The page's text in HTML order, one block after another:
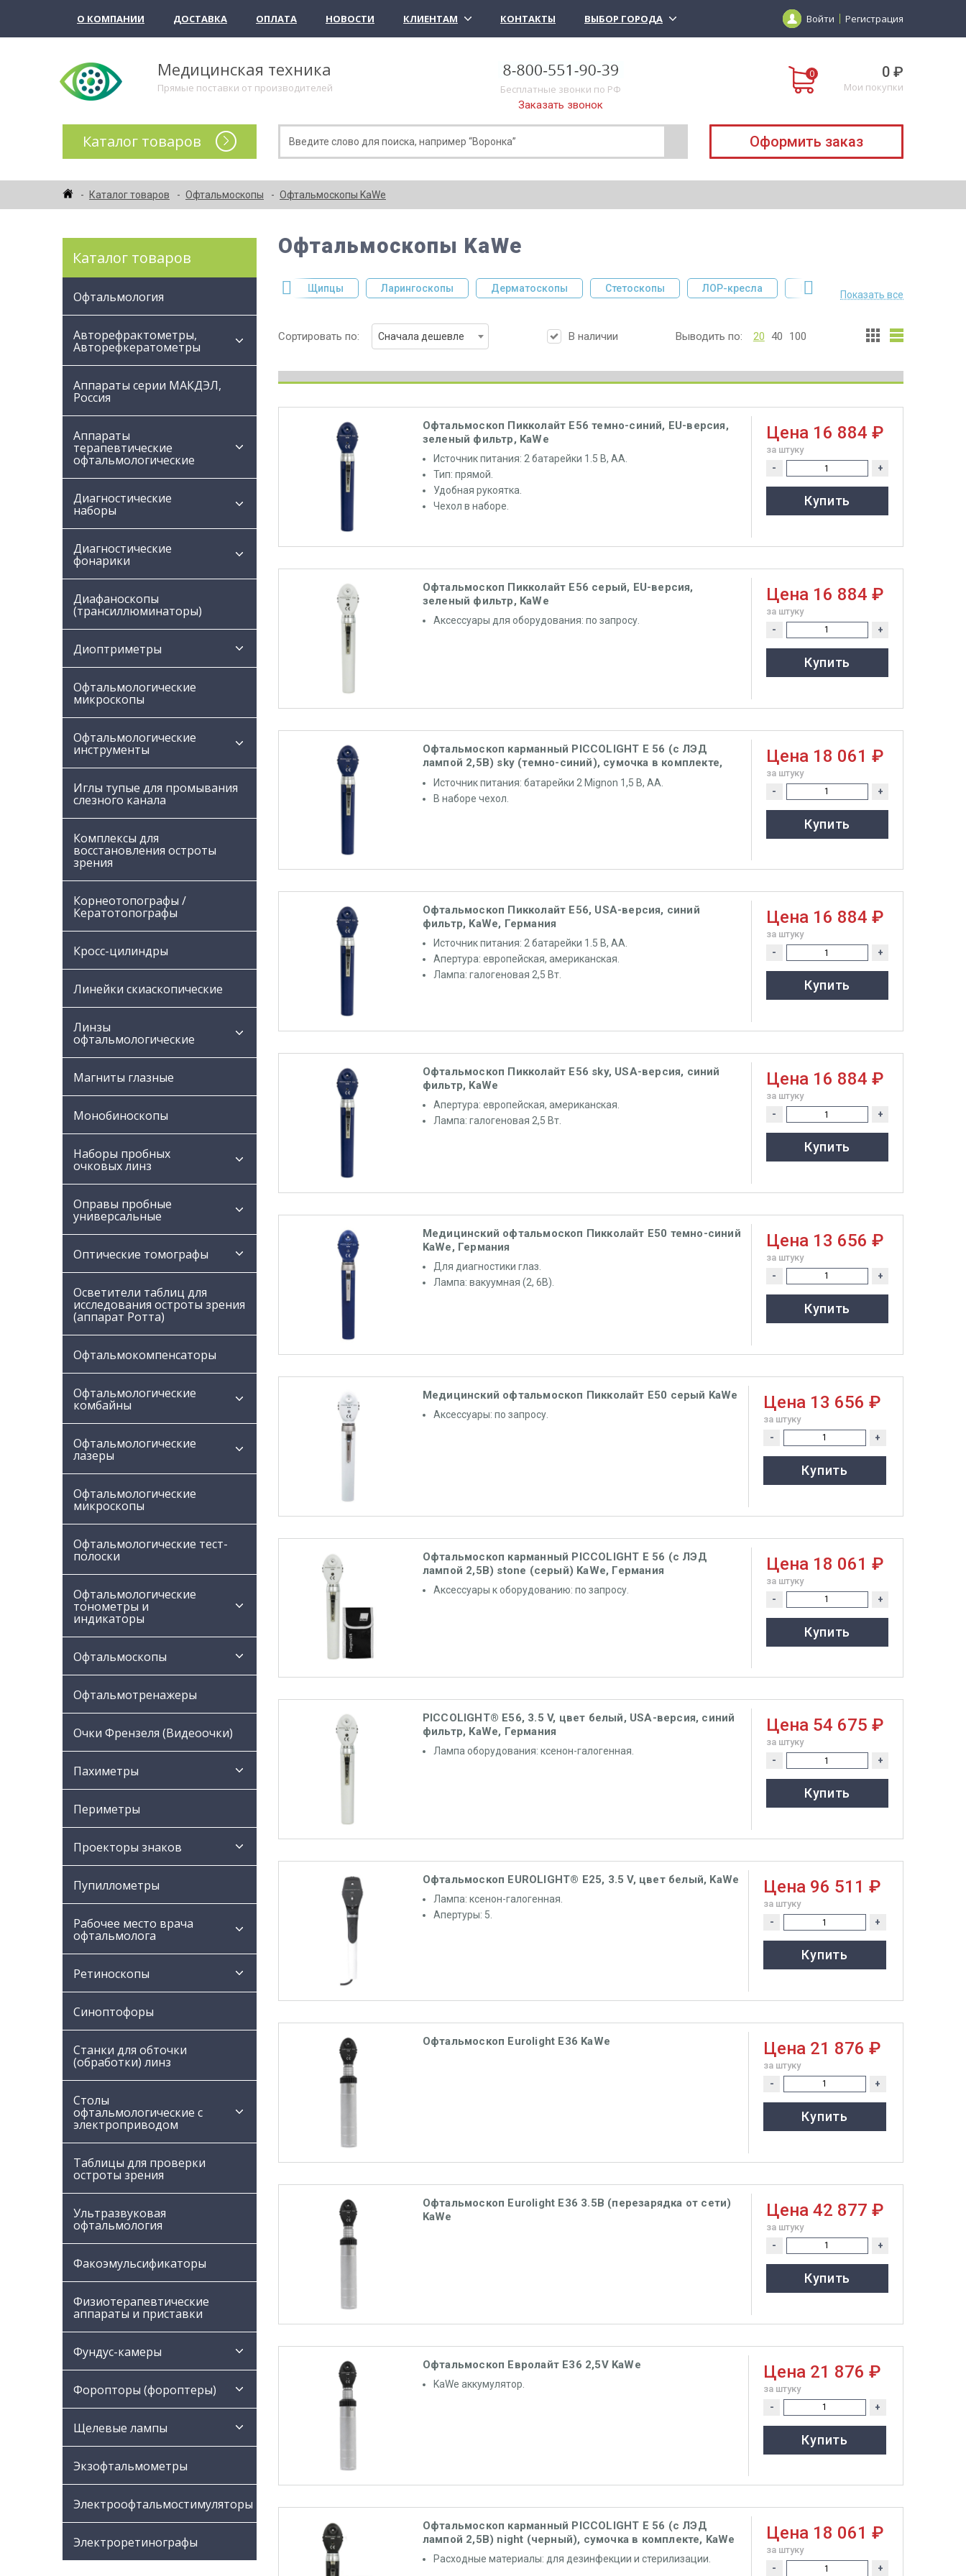
О КОМПАНИИ ДОСТАВКА ОПЛАТА НОВОСТИ КЛИЕНТАМ КОНТАКТЫ ВЫБОР ГОРОДА Войти Регистрация
Медицинская техника
Прямые поставки от производителей
Бесплатные звонки по РФ
Заказать звонок
0 ₽
Мои покупки
Каталог товаров Оформить заказ
Каталог товаров Офтальмоскопы Офтальмоскопы KaWe
Каталог товаров
Офтальмология
Авторефрактометры,
Авторефкератометры
Аппараты серии МАКДЭЛ,
Россия
Аппараты
терапевтические
офтальмологические
Диагностические
наборы
Диагностические
фонарики
Диафаноскопы
(трансиллюминаторы)
Диоптриметры
Офтальмологические
микроскопы
Офтальмологические
инструменты
Иглы тупые для промывания
слезного канала
Комплексы для
восстановления остроты
зрения
Корнеотопографы /
Кератотопографы
Кросс-цилиндры
Линейки скиаскопические
Линзы
офтальмологические
Магниты глазные
Монобиноскопы
Наборы пробных
очковых линз
Оправы пробные
универсальные
Оптические томографы
Осветители таблиц для
исследования остроты зрения
(аппарат Ротта)
Офтальмокомпенсаторы
Офтальмологические
комбайны
Офтальмологические
лазеры
Офтальмологические
микроскопы
Офтальмологические тест-
полоски
Офтальмологические
тонометры и
индикаторы
Офтальмоскопы
Офтальмотренажеры
Очки Френзеля (Видеоочки)
Пахиметры
Периметры
Проекторы знаков
Пупиллометры
Рабочее место врача
офтальмолога
Ретиноскопы
Синоптофоры
Станки для обточки
(обработки) линз
Столы
офтальмологические с
электроприводом
Таблицы для проверки
остроты зрения
Ультразвуковая
офтальмология
Факоэмульсификаторы
Физиотерапевтические
аппараты и приставки
Фундус-камеры
Форопторы (фороптеры)
Щелевые лампы
Экзофтальмометры
Электроофтальмостимуляторы
Электроретинографы
Офтальмоскопы KaWe
Щипцы Ларингоскопы Дерматоскопы Стетоскопы ЛОР-кресла Пинцеты
Показать все
Сортировать по: Сначала дешевле В наличии Выводить по: 20 40 100
Офтальмоскоп Пикколайт E56 темно-синий, EU-версия,
зеленый фильтр, KaWe
Источник питания: 2 батарейки 1.5 В, АА.
Тип: прямой.
Удобная рукоятка.
Чехол в наборе.
Цена 16 884 ₽
за штуку
- +
Купить
Офтальмоскоп Пикколайт E56 серый, EU-версия,
зеленый фильтр, KaWe
Аксессуары для оборудования: по запросу.
Цена 16 884 ₽
за штуку
- +
Купить
Офтальмоскоп карманный PICCOLIGHT E 56 (с ЛЭД
лампой 2,5В) sky (темно-синий), сумочка в комплекте,
KaWe
Источник питания: батарейки 2 Mignon 1,5 B, AA.
В наборе чехол.
Цена 18 061 ₽
за штуку
- +
Купить
Офтальмоскоп Пикколайт E56, USA-версия, синий
фильтр, KaWe, Германия
Источник питания: 2 батарейки 1.5 В, АА.
Апертура: европейская, американская.
Лампа: галогеновая 2,5 Вт.
Цена 16 884 ₽
за штуку
- +
Купить
Офтальмоскоп Пикколайт E56 sky, USA-версия, синий
фильтр, KaWe
Апертура: европейская, американская.
Лампа: галогеновая 2,5 Вт.
Цена 16 884 ₽
за штуку
- +
Купить
Медицинский офтальмоскоп Пикколайт Е50 темно-синий
KaWe, Германия
Для диагностики глаз.
Лампа: вакуумная (2, 6В).
Цена 13 656 ₽
за штуку
- +
Купить
Медицинский офтальмоскоп Пикколайт Е50 серый KaWe
Аксессуары: по запросу.
Цена 13 656 ₽
за штуку
- +
Купить
Офтальмоскоп карманный PICCOLIGHT E 56 (с ЛЭД
лампой 2,5В) stone (серый) KaWe, Германия
Аксессуары к оборудованию: по запросу.
Цена 18 061 ₽
за штуку
- +
Купить
PICCOLIGHT® E56, 3.5 V, цвет белый, USA-версия, синий
фильтр, KaWe, Германия
Лампа оборудования: ксенон-галогенная.
Цена 54 675 ₽
за штуку
- +
Купить
Офтальмоскоп EUROLIGHT® E25, 3.5 V, цвет белый, KaWe
Лампа: ксенон-галогенная.
Апертуры: 5.
Цена 96 511 ₽
за штуку
- +
Купить
Офтальмоскоп Eurolight Е36 KaWe Цена 21 876 ₽
за штуку
- +
Купить
Офтальмоскоп Eurolight Е36 3.5В (перезарядка от сети)
KaWe
Цена 42 877 ₽
за штуку
- +
Купить
Офтальмоскоп Евролайт E36 2,5V KaWe
KaWe аккумулятор.
Цена 21 876 ₽
за штуку
- +
Купить
Офтальмоскоп карманный PICCOLIGHT E 56 (с ЛЭД
лампой 2,5В) night (черный), сумочка в комплекте, KaWe
Расходные материалы: для дезинфекции и стерилизации.
Цена 18 061 ₽
за штуку
- +